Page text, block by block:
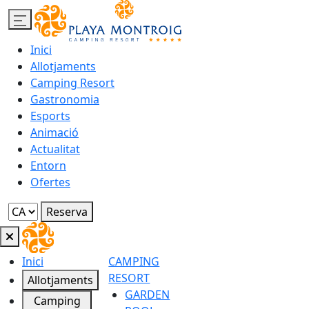
Inici
Allotjaments
Camping Resort
Gastronomia
Esports
Animació
Actualitat
Entorn
Ofertes
Reserva
Inici
Allotjaments
Camping
CAMPING
RESORT
GARDEN